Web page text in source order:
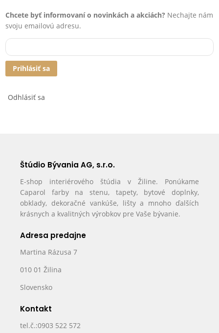
Chcete byť informovaní o novinkách a akciách? Nechajte nám
svoju emailovú adresu.
Prihlásiť sa
Odhlásiť sa
Štúdio Bývania AG, s.r.o.
E-shop interiérového štúdia v Žiline. Ponúkame
Caparol farby na stenu, tapety, bytové doplnky,
obklady, dekoračné vankúše, lišty a mnoho ďalších
krásnych a kvalitných výrobkov pre Vaše bývanie.
Adresa predajne
Martina Rázusa 7
010 01 Žilina
Slovensko
Kontakt
tel.č.:0903 522 572